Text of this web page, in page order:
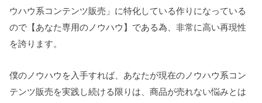
ウハウ系コンテンツ販売」に特化している作りになっている
ので【あなた専用のノウハウ】である為、非常に高い再現性
を誇ります。
僕のノウハウを入手すれば、あなたが現在のノウハウ系コン
テンツ販売を実践し続ける限りは、商品が売れない悩みとは